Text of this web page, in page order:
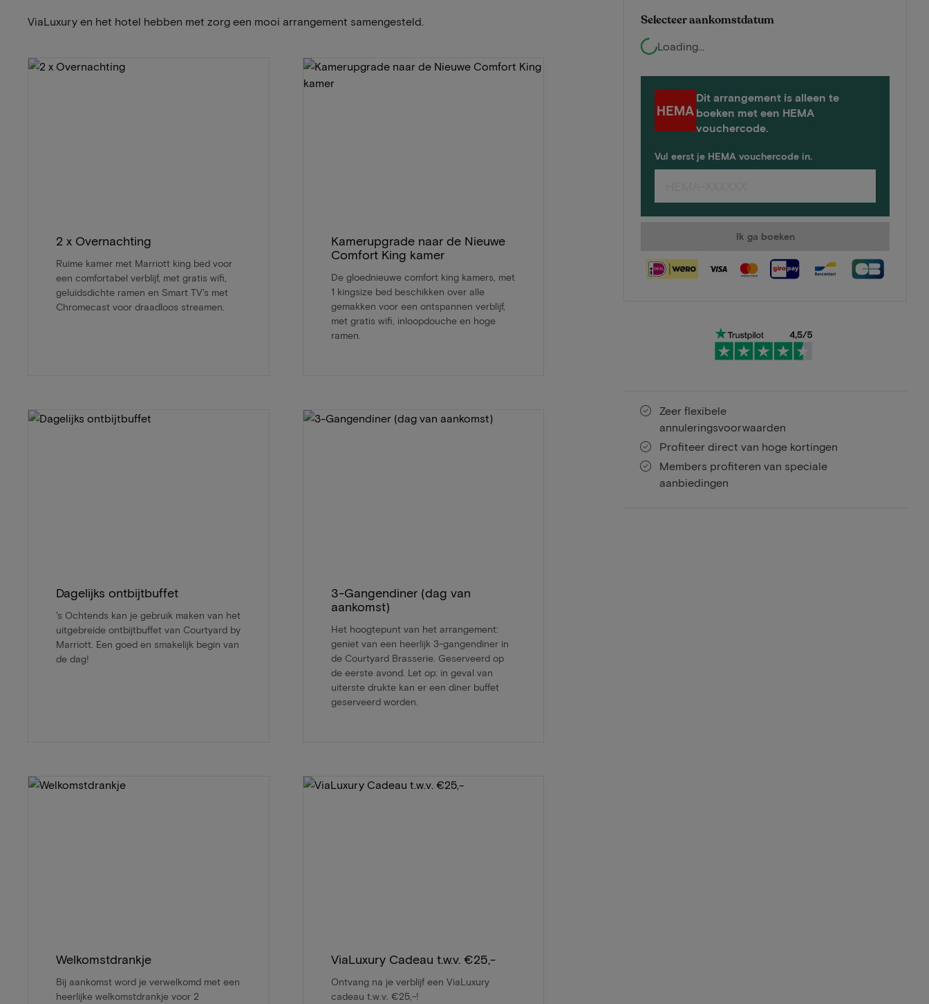
Selecteer aankomstdatum
Loading...
Dit arrangement is alleen te
boeken met een HEMA
vouchercode.
Vul eerst je HEMA vouchercode in.
Ik ga boeken
Zeer flexibele
annuleringsvoorwaarden
Profiteer direct van hoge kortingen
Members profiteren van speciale
aanbiedingen
ViaLuxury en het hotel hebben met zorg een mooi arrangement samengesteld.
2 x Overnachting
Ruime kamer met Marriott king bed voor
een comfortabel verblijf, met gratis wifi,
geluidsdichte ramen en Smart TV's met
Chromecast voor draadloos streamen.
Kamerupgrade naar de Nieuwe
Comfort King kamer
De gloednieuwe comfort king kamers, met
1 kingsize bed beschikken over alle
gemakken voor een ontspannen verblijf,
met gratis wifi, inloopdouche en hoge
ramen.
Dagelijks ontbijtbuffet
's Ochtends kan je gebruik maken van het
uitgebreide ontbijtbuffet van Courtyard by
Marriott. Een goed en smakelijk begin van
de dag!
3-Gangendiner (dag van
aankomst)
Het hoogtepunt van het arrangement:
geniet van een heerlijk 3-gangendiner in
de Courtyard Brasserie. Geserveerd op
de eerste avond. Let op: in geval van
uiterste drukte kan er een diner buffet
geserveerd worden.
Welkomstdrankje
Bij aankomst word je verwelkomd met een
heerlijke welkomstdrankje voor 2
ViaLuxury Cadeau t.w.v. €25,-
Ontvang na je verblijf een ViaLuxury
cadeau t.w.v. €25,-!